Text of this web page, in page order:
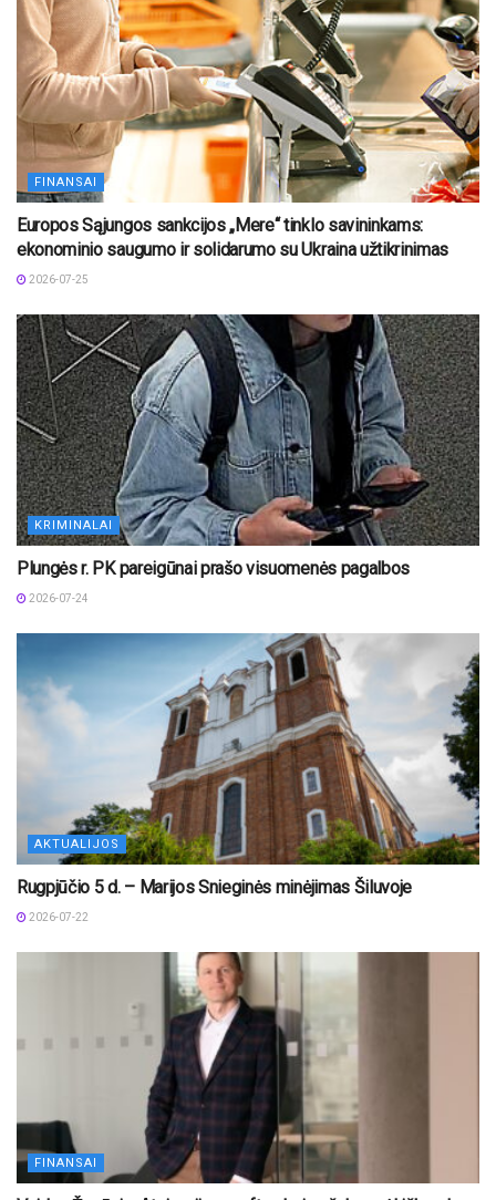
FINANSAI
Europos Sąjungos sankcijos „Mere“ tinklo savininkams:
ekonominio saugumo ir solidarumo su Ukraina užtikrinimas
2026-07-25
KRIMINALAI
Plungės r. PK pareigūnai prašo visuomenės pagalbos
2026-07-24
AKTUALIJOS
Rugpjūčio 5 d. – Marijos Snieginės minėjimas Šiluvoje
2026-07-22
FINANSAI